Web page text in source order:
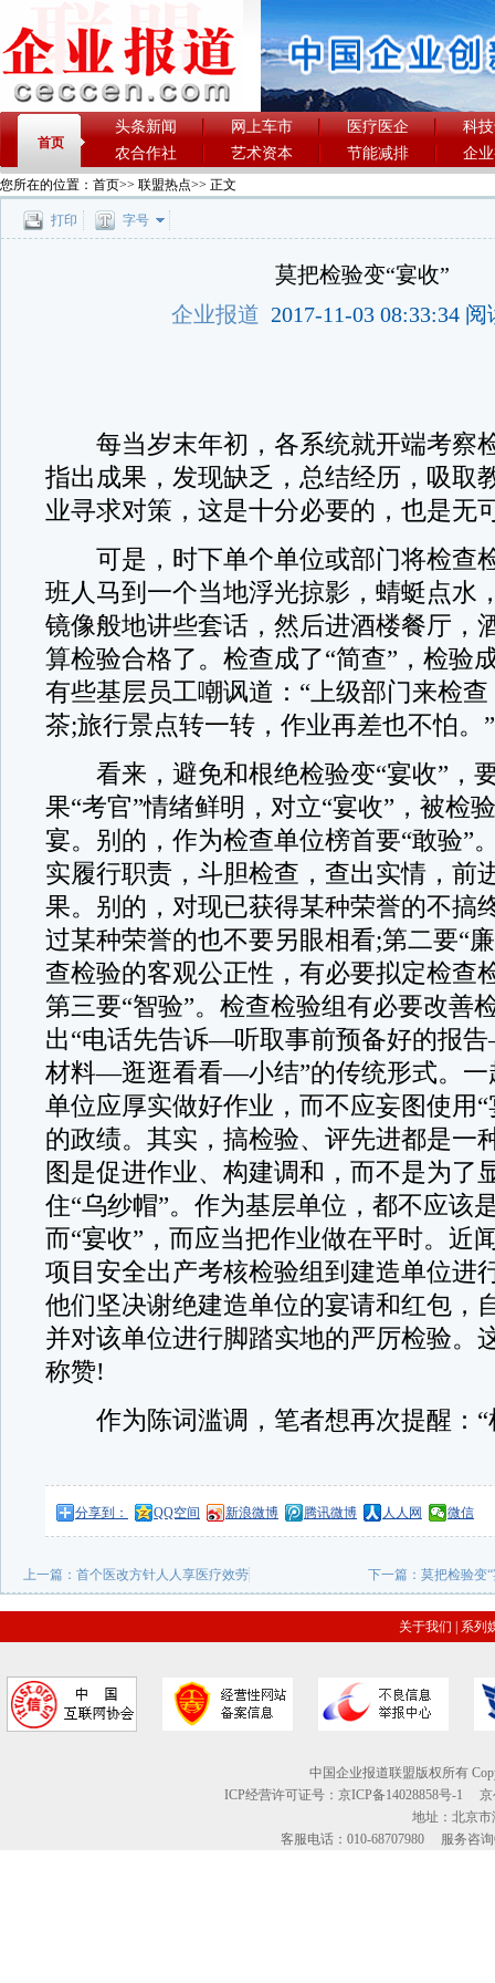
首页
头条新闻 网上车市 医疗医企
科
农合作社
艺术资本 节能减排 企
您所在的位置： 首页>> 联盟热点>> 正文
打印 字号
莫把检验变“宴收”
企业报道 2017-11-03 08:33:34
每当岁末年初，各系统就开端考察
指出成果，发现缺乏，总结经历，吸取
业寻求对策，这是十分必要的，也是无
可是，时下单个单位或部门将检查
班人马到一个当地浮光掠影，蜻蜓点水
镜像般地讲些套话，然后进酒楼餐厅，
算检验合格了。检查成了“简查”，检验
有些基层员工嘲讽道：“上级部门来检
茶;旅行景点转一转，作业再差也不怕。”
看来，避免和根绝检验变“宴收”，要
果“考官”情绪鲜明，对立“宴收”，被检
宴。别的，作为检查单位榜首要“敢验”
实履行职责，斗胆检查，查出实情，前
果。别的，对现已获得某种荣誉的不搞
过某种荣誉的也不要另眼相看;第二要“
查检验的客观公正性，有必要拟定检查
第三要“智验”。检查检验组有必要改善
出“电话先告诉—听取事前预备好的报
材料—逛逛看看—小结”的传统形式。一
单位应厚实做好作业，而不应妄图使用
的政绩。其实，搞检验、评先进都是一
图是促进作业、构建调和，而不是为了
住“乌纱帽”。作为基层单位，都不应该
而“宴收”，而应当把作业做在平时。近
项目安全出产考核检验组到建造单位进
他们坚决谢绝建造单位的宴请和红包，
并对该单位进行脚踏实地的严厉检验。
称赞!
作为陈词滥调，笔者想再次提醒：“
分享到： QQ空间 新浪微博 腾讯微博 人人网 微信
上一篇： 首个医改方针人人享医疗效劳 下一篇：莫把检验变
关于我们 系列
中国企业报道联盟版权所有
ICP经营许可证号：京ICP备14028858号-1
地址：北京市
客服电话：010-68707980 服务咨询